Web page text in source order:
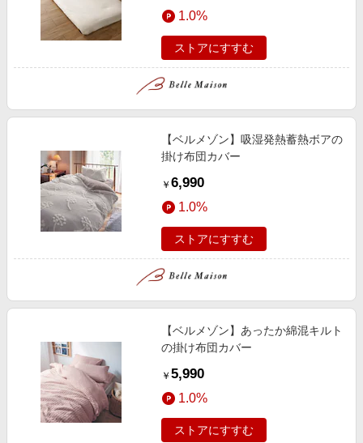
1.0%
ストアにすすむ
【ベルメゾン】吸湿発熱蓄熱ボアの
掛け布団カバー
￥ 6,990
1.0%
ストアにすすむ
【ベルメゾン】あったか綿混キルト
の掛け布団カバー
￥ 5,990
1.0%
ストアにすすむ